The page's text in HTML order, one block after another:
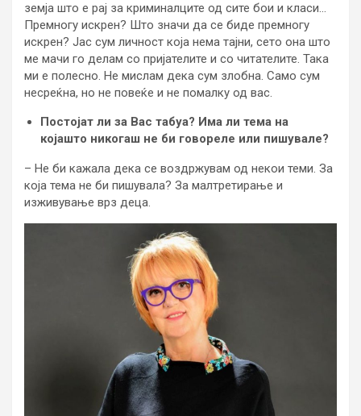
земја што е рај за криминалците од сите бои и класи…
Премногу искрен? Што значи да се биде премногу
искрен? Јас сум личност која нема тајни, сето она што
ме мачи го делам со пријателите и со читателите. Така
ми е полесно. Не мислам дека сум злобна. Само сум
несреќна, но не повеќе и не помалку од вас.
Постојат ли за Вас табуа? Има ли тема на
којашто никогаш не би говореле или пишувале?
– Не би кажала дека се воздржувам од некои теми. За
која тема не би пишувала? За малтретирање и
изживување врз деца.